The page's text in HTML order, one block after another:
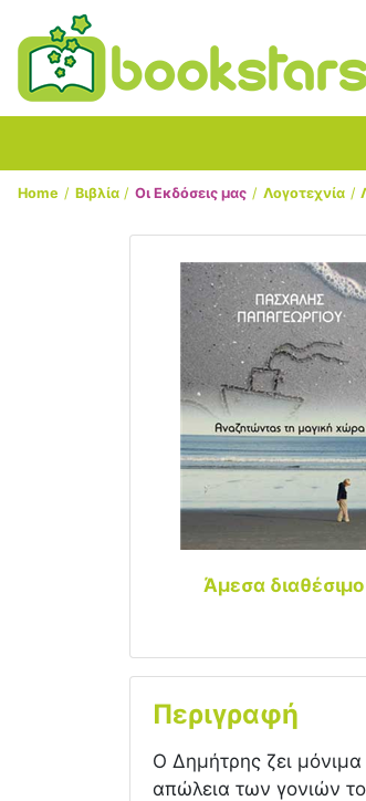
Home Βιβλία Οι Εκδόσεις μας Λογοτεχνία
Άμεσα διαθέσιμο
Περιγραφή
Ο Δημήτρης ζει
απώλεια των γονιών